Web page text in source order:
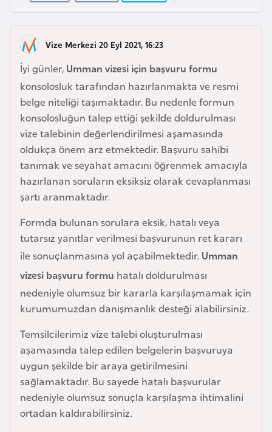
Vize Merkezi 20 Eyl 2021, 16:23
İyi günler, Umman vizesi için başvuru formu
konsolosluk tarafından hazırlanmakta ve resmi
belge niteliği taşımaktadır. Bu nedenle formun
konsolosluğun talep ettiği şekilde doldurulması
vize talebinin değerlendirilmesi aşamasında
oldukça önem arz etmektedir. Başvuru sahibi
tanımak ve seyahat amacını öğrenmek amacıyla
hazırlanan soruların eksiksiz olarak cevaplanması
şartı aranmaktadır.
Formda bulunan sorulara eksik, hatalı veya
tutarsız yanıtlar verilmesi başvurunun ret kararı
ile sonuçlanmasına yol açabilmektedir. Umman
vizesi başvuru formu hatalı doldurulması
nedeniyle olumsuz bir kararla karşılaşmamak için
kurumumuzdan danışmanlık desteği alabilirsiniz.
Temsilcilerimiz vize talebi oluşturulması
aşamasında talep edilen belgelerin başvuruya
uygun şekilde bir araya getirilmesini
sağlamaktadır. Bu sayede hatalı başvurular
nedeniyle olumsuz sonuçla karşılaşma ihtimalini
ortadan kaldırabilirsiniz.
F
a
s
o
Ç
a
d
Ç
e
k
C
u
m
h
u
i
e
t
i
C
e